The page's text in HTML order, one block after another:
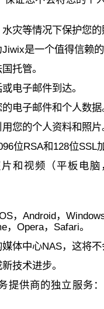
灾等情况下保护您
是一个值得信赖
托管。
电子邮件到达。
电子邮件和个人数据
您的个人资料和照片
位RSA和128位SSL
和视频（平板电
，Android，
，Opera，Safari。
体中心NAS，这将
技术进步。
提供商的独立服务